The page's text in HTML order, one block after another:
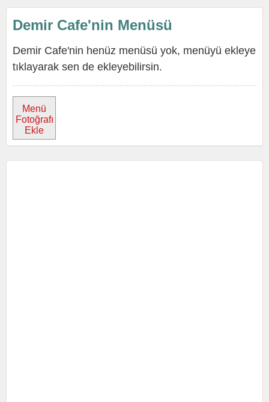
Demir Cafe'nin Menüsü
Demir Cafe'nin henüz menüsü yok, menüyü ekleye
tıklayarak sen de ekleyebilirsin.
Menü
Fotoğrafı
Ekle